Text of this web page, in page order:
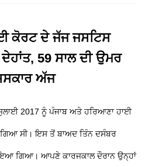
ਕੋਰਟ ਦੇ ਜੱਜ ਜਸਟਿਸ
59 ਸਾਲ ਦੀ ਉਮਰ
ਅੱਜ
2017 ਨੂੰ ਪੰਜਾਬ ਅਤੇ ਹਰਿਆਣਾ ਹਾਈ
ਗਿਆ ਸੀ। ਇਸ ਤੋਂ ਬਾਅਦ ਤਿੰਨ ਦਸੰਬਰ
ਗਿਆ। ਆਪਣੇ ਕਾਰਜਕਾਲ ਦੌਰਾਨ ਉਨ੍ਹਾਂ